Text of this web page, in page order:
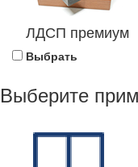
ЛДСП премиум
Выбрать
Выберите